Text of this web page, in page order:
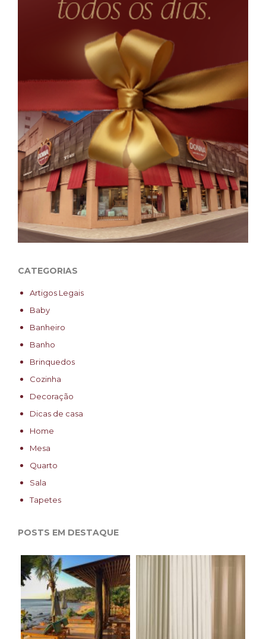
CATEGORIAS
Artigos Legais
Baby
Banheiro
Banho
Brinquedos
Cozinha
Decoração
Dicas de casa
Home
Mesa
Quarto
Sala
Tapetes
POSTS EM DESTAQUE